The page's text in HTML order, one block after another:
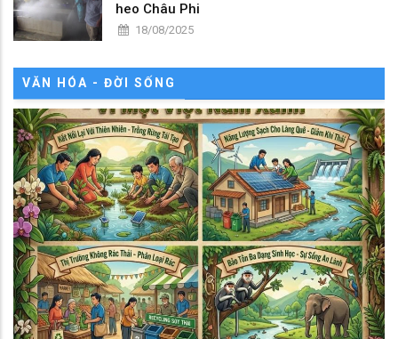
heo Châu Phi
18/08/2025
VĂN HÓA - ĐỜI SỐNG